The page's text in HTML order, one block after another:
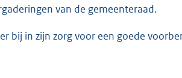
van de gemeenteraad.
bij in zijn zorg voor een goede